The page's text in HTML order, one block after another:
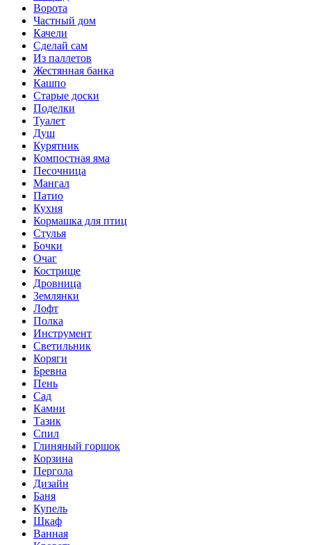
Ворота
Частный дом
Качели
Сделай сам
Из паллетов
Жестянная банка
Кашпо
Старые доски
Поделки
Туалет
Душ
Курятник
Компостная яма
Песочница
Мангал
Патио
Кухня
Кормашка для птиц
Стулья
Бочки
Очаг
Кострище
Дровница
Землянки
Лофт
Полка
Инструмент
Светильник
Коряги
Бревна
Пень
Сад
Камни
Тазик
Спил
Глиняный горшок
Корзина
Пергола
Дизайн
Баня
Купель
Шкаф
Ванная